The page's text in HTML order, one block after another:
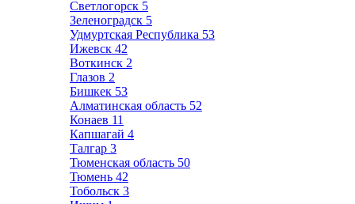
Светлогорск 5
Зеленоградск 5
Удмуртская Республика 53
Ижевск 42
Воткинск 2
Глазов 2
Бишкек 53
Алматинская область 52
Конаев 11
Капшагай 4
Талгар 3
Тюменская область 50
Тюмень 42
Тобольск 3